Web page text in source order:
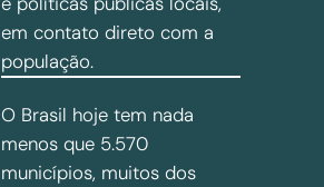
em contato direto com a
população.
O Brasil hoje tem nada
menos que 5.570
municípios, muitos dos